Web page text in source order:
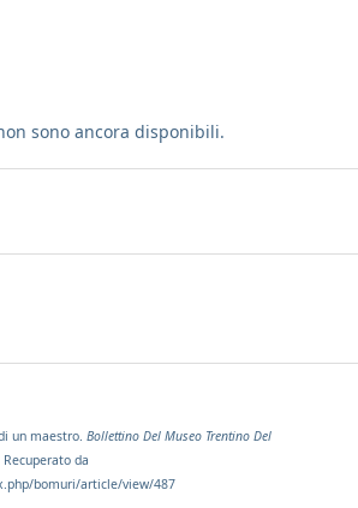
sono ancora disponibili.
un maestro. Bollettino Del Museo Trentino Del
Recuperato da
bomuri/article/view/487